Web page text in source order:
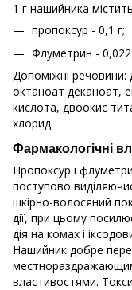
1 г нашийника
пропоксур - 0,1 г;
Флуметрин -
Допоміжні речовини:
октаноат деканоат,
кислота, двоокис
хлорид.
Фармакологічні
Пропоксур і
поступово
шкірно-волосяний
дії, при цьому
дія на комах і
Нашийник добре
властивостями.